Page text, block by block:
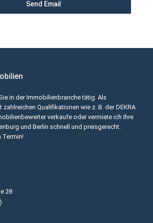
in der Immobilienbranche tätig. Als
Qualifikationen wie z. B. der DEKRA
verkaufe oder vermiete ich Ihre
und Berlin schnell und preisgerecht.
Termin!
28